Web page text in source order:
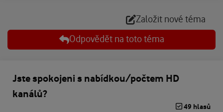
Založit nové téma
Odpovědět na toto téma
Jste spokojeni s nabídkou/počtem HD
kanálů?
49 hlasů